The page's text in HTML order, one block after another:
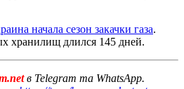
начала сезон закачки газа.
хранилищ длился 145 дней.
в Telegram та WhatsApp.